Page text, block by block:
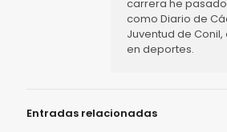
carrera he
como Diario de
Juventud de
en deportes.
Entradas relacionadas